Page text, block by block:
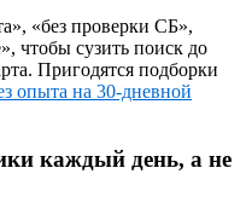
«без проверки СБ»,
чтобы сузить поиск до
Пригодятся подборки
опыта на 30-дневной
каждый день, а не